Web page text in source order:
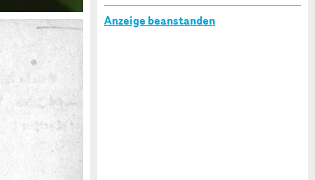
Anzeige beanstanden